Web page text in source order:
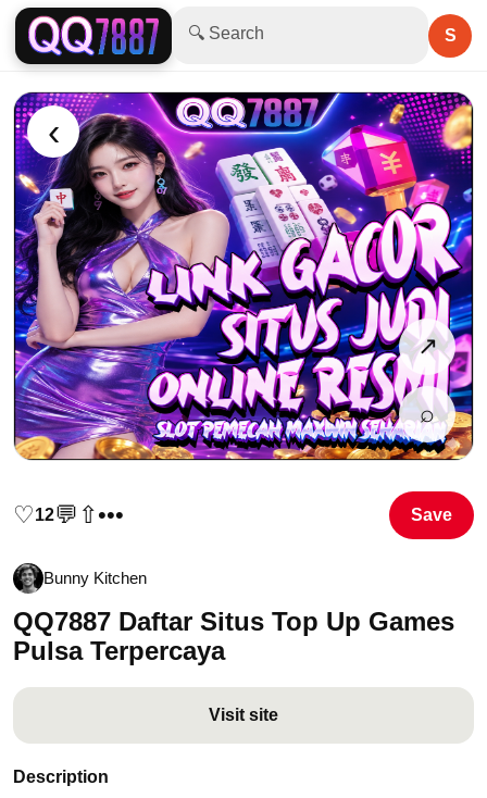
🔍 Search S
‹
↗
⌕
♡12💬 ⇧••• Save
Bunny Kitchen
QQ7887 Daftar Situs Top Up Games
Pulsa Terpercaya
Visit site
Description